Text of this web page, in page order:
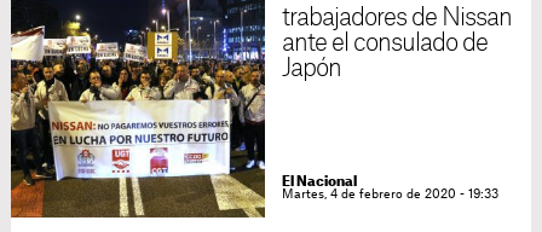
trabajadores de Nissan
ante el consulado de
Japón
El Nacional
Martes, 4 de febrero de 2020 - 19:33